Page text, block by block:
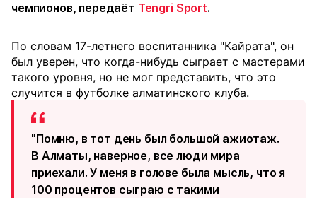
чемпионов, передаёт Tengri Sport.
По словам 17-летнего воспитанника "Кайрата", он
был уверен, что когда-нибудь сыграет с мастерами
такого уровня, но не мог представить, что это
случится в футболке алматинского клуба.
"Помню, в тот день был большой ажиотаж.
В Алматы, наверное, все люди мира
приехали. У меня в голове была мысль, что я
100 процентов сыграю с такими